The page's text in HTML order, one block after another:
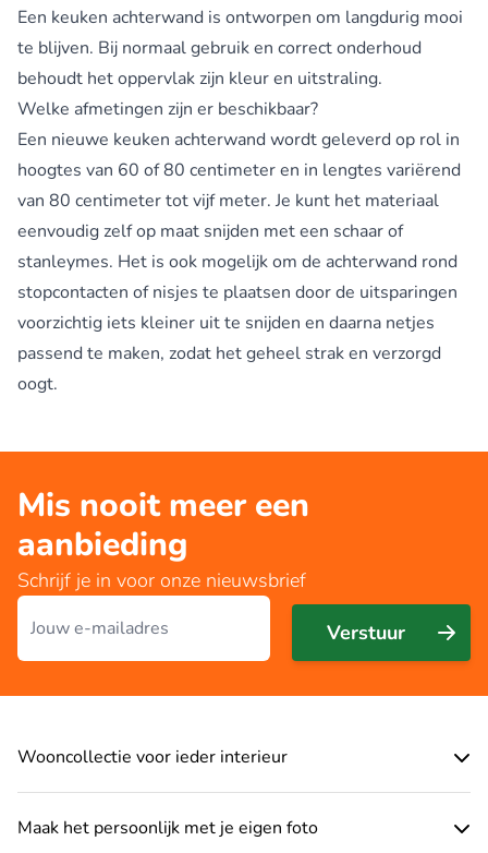
Een keuken achterwand is ontworpen om langdurig mooi
te blijven. Bij normaal gebruik en correct onderhoud
behoudt het oppervlak zijn kleur en uitstraling.
Welke afmetingen zijn er beschikbaar?
Een nieuwe keuken achterwand wordt geleverd op rol in
hoogtes van 60 of 80 centimeter en in lengtes variërend
van 80 centimeter tot vijf meter. Je kunt het materiaal
eenvoudig zelf op maat snijden met een schaar of
stanleymes. Het is ook mogelijk om de achterwand rond
stopcontacten of nisjes te plaatsen door de uitsparingen
voorzichtig iets kleiner uit te snijden en daarna netjes
passend te maken, zodat het geheel strak en verzorgd
oogt.
Mis nooit meer een
aanbieding
Schrijf je in voor onze nieuwsbrief
E-mailadres
Verstuur
Wooncollectie voor ieder interieur
Maak het persoonlijk met je eigen foto